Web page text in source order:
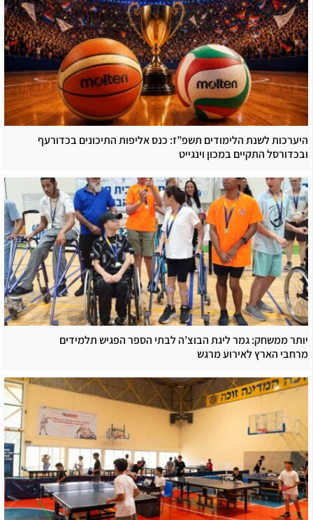
היערכות לשנת הלימודים תשפ”ז: כנס אליפות התיכונים בכדורעף
ובכדורסל התקיים במכון וינגייט
יותר ממשחק: גמר ליגת הבוצ’ה לבתי הספר הפגיש תלמידים
מרחבי הארץ לאירוע מרגש